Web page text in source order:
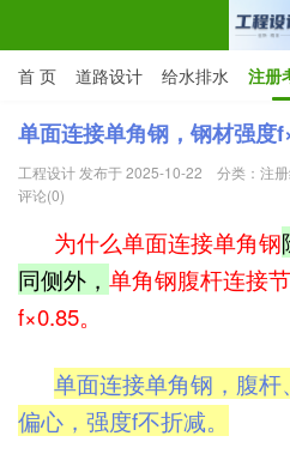
首 页 道路设计 给水排水 注册
CAD图纸 专业词汇 规范下载
单面连接单角钢，钢材强度
工程设计 发布于 2025-10-22 分类： 注
评论(0)
为什么单面连接单角钢
同侧外， 单角钢腹杆连接
f×0.85。
单面连接单角钢，腹
偏心，强度f不折减。